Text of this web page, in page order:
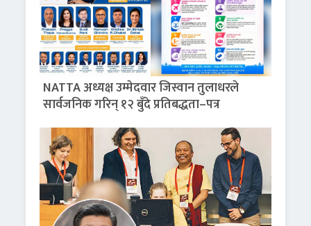
NATTA अध्यक्ष उम्मेदवार जिस्वान तुलाधरले
सार्वजनिक गरिन् १२ बुँदे प्रतिबद्धता–पत्र